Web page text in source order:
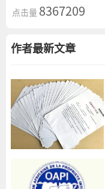
点击量 8367209
作者最新文章